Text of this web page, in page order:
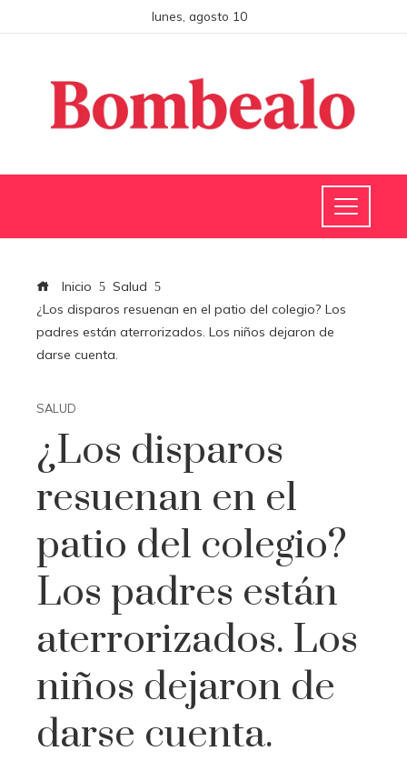
lunes, agosto 10
Inicio
Salud
¿Los disparos resuenan en el patio del colegio? Los
padres están aterrorizados. Los niños dejaron de
darse cuenta.
SALUD
¿Los disparos
resuenan en el
patio del colegio?
Los padres están
aterrorizados. Los
niños dejaron de
darse cuenta.